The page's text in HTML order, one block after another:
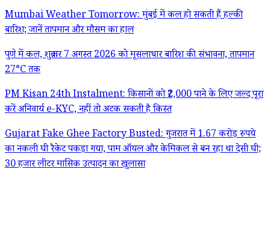
Mumbai Weather Tomorrow: मुंबई में कल हो सकती हैं हल्की
बारिश; जानें तापमान और मौसम का हाल
पुणे में कल, शुक्रवार 7 अगस्त 2026 को मूसलाधार बारिश की संभावना, तापमान
27°C तक
PM Kisan 24th Instalment: किसानों को ₹2,000 पाने के लिए जल्द पूरा
करें अनिवार्य e-KYC, नहीं तो अटक सकती है किस्त
Gujarat Fake Ghee Factory Busted: गुजरात में 1.67 करोड़ रुपये
का नकली घी रैकेट पकड़ा गया, पाम ऑयल और केमिकल से बन रहा था देसी घी;
30 हजार लीटर मासिक उत्पादन का खुलासा